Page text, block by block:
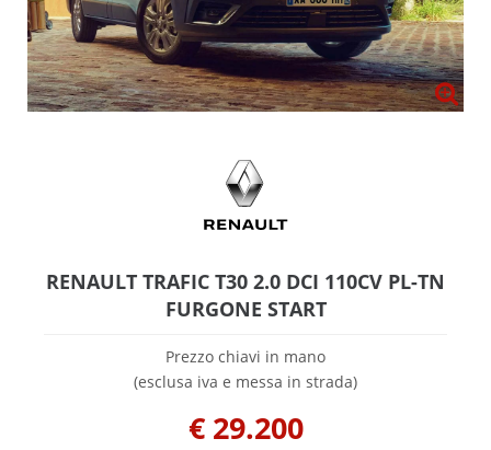
RENAULT TRAFIC T30 2.0 DCI 110CV PL-TN
FURGONE START
Prezzo chiavi in mano
(esclusa iva e messa in strada)
€ 29.200